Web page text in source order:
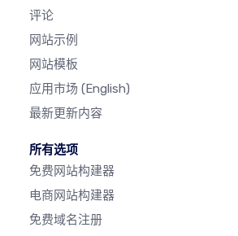
评论
网站示例
网站模板
应用市场 (English)
最新更新内容
所有选项
免费网站构建器
电商网站构建器
免费域名注册